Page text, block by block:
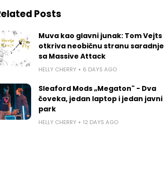
Posts
Muva kao glavni junak: Tom Vejts
otkriva neobičnu stranu saradnje
sa Massive Attack
HELLY CHERRY 6 DAYS AGO
Sleaford Mods „Megaton" - Dva
čoveka, jedan laptop i jedan javni
park
HELLY CHERRY 12 DAYS AGO